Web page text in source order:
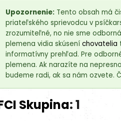
Upozornenie: Tento obsah má
priateľského sprievodcu v
zrozumiteľné, no nie sme
plemena vidia skúsení chovatelia
informatívny prehľad. Pre
plemena. Ak narazíte na
budeme radi, ak sa nám ozvete.
Skupina: 1